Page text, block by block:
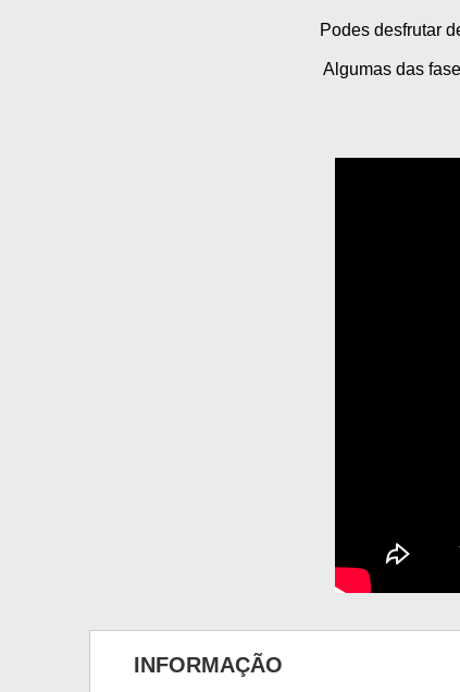
Podes desfrutar
Algumas das
INFORMAÇÃO